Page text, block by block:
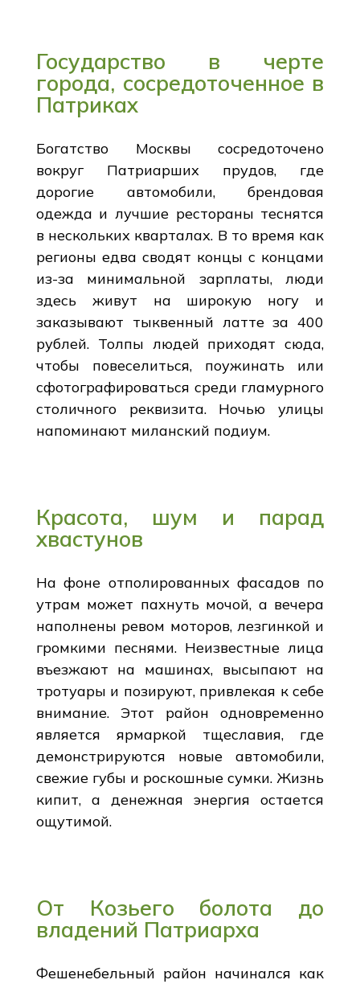
Государство в черте
города, сосредоточенное в
Патриках
Богатство Москвы сосредоточено
вокруг Патриарших прудов, где
дорогие автомобили, брендовая
одежда и лучшие рестораны теснятся
в нескольких кварталах. В то время как
регионы едва сводят концы с концами
из-за минимальной зарплаты, люди
здесь живут на широкую ногу и
заказывают тыквенный латте за 400
рублей. Толпы людей приходят сюда,
чтобы повеселиться, поужинать или
сфотографироваться среди гламурного
столичного реквизита. Ночью улицы
напоминают миланский подиум.
Красота, шум и парад
хвастунов
На фоне отполированных фасадов по
утрам может пахнуть мочой, а вечера
наполнены ревом моторов, лезгинкой и
громкими песнями. Неизвестные лица
въезжают на машинах, высыпают на
тротуары и позируют, привлекая к себе
внимание. Этот район одновременно
является ярмаркой тщеславия, где
демонстрируются новые автомобили,
свежие губы и роскошные сумки. Жизнь
кипит, а денежная энергия остается
ощутимой.
От Козьего болота до
владений Патриарха
Фешенебельный район начинался как